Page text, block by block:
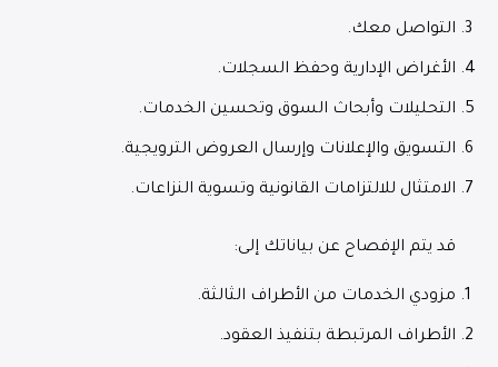
التواصل معك.
الأغراض الإدارية وحفظ السجلات.
التحليلات وأبحاث السوق وتحسين الخدمات.
التسويق والإعلانات وإرسال العروض الترويجية.
الامتثال للالتزامات القانونية وتسوية النزاعات.
قد يتم الإفصاح عن بياناتك إلى:
مزودي الخدمات من الأطراف الثالثة.
الأطراف المرتبطة بتنفيذ العقود.